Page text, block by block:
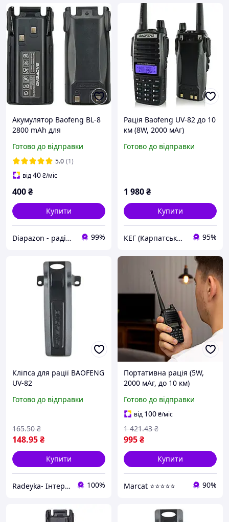
Акумулятор Baofeng BL-8
2800 mAh для
82 Акб, акумулятор для
Baofeng UV82
Готово до відправки
5.0 (1)
від40₴/міс
400₴
Купити
Diapazon - радіостанції та аксесуари 99%
Рація Baofeng UV-82 до 10
км (8W, 2000 мАг)
із зарядкою від мережі
Готово до відправки
1 980₴
Купити
КЕГ (Карпатська Енергетична Група) 95%
Кліпса для рації BAOFENG
UV-82
Готово до відправки
148.95₴
165.50 ₴
Купити
Radeyka- Інтернет магазин рацій та аксесуарів 100%
Портативна рація (5W,
2000 мАг, до 10 км)
Радіостанція тактична
Готово до відправки
від 100₴/міс
995₴
1 421.43 ₴
Купити
Marcat ⭐⭐⭐⭐⭐ 90%